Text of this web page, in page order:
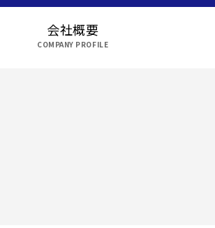
会社概要
COMPANY PROFILE